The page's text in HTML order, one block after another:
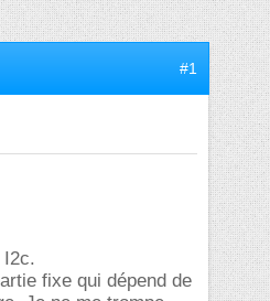
#1
I2c.
fixe qui dépend de